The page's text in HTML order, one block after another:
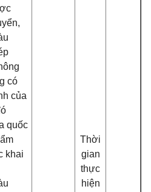
có
của
quốc
khai
Thời
gian
thực
hiện